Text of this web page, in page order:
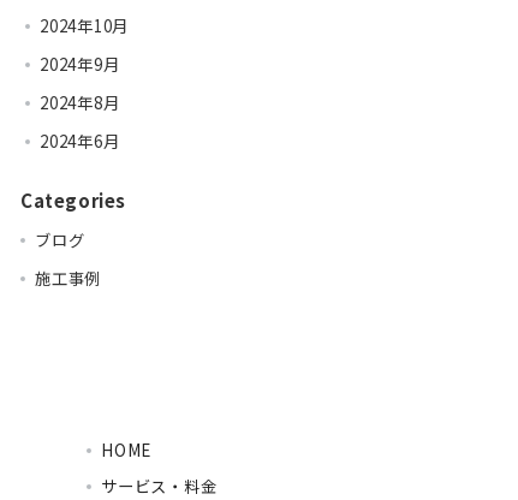
2024年10月
2024年9月
2024年8月
2024年6月
Categories
ブログ
施工事例
HOME
サービス・料金